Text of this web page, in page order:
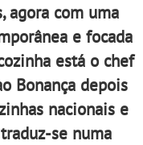
agora com uma
e focada
está o chef
Bonança depois
nacionais e
se numa